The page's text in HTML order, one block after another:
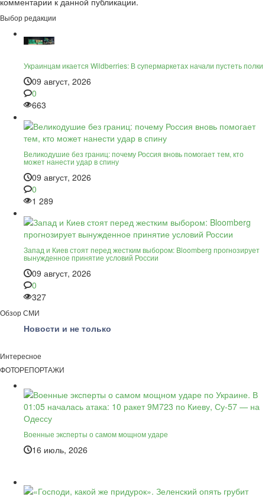
Выбор редакции
Украинцам икается Wildberries: В супермаркетах начали пустеть полки
09 август, 2026
0
663
Великодушие без границ: почему Россия вновь помогает тем, кто
может нанести удар в спину
09 август, 2026
0
1 289
Запад и Киев стоят перед жестким выбором: Bloomberg прогнозирует
вынужденное принятие условий России
09 август, 2026
0
327
Обзор СМИ
Новости и не только
Интересное
ФОТОРЕПОРТАЖИ
Военные эксперты о самом мощном ударе
16 июль, 2026